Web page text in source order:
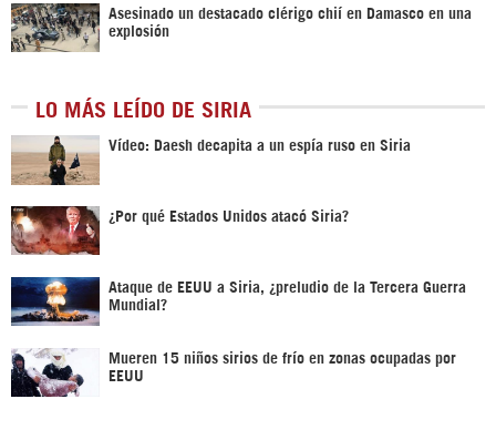
Asesinado un destacado clérigo chií en Damasco en una
explosión
LO MÁS LEÍDO DE SIRIA
Vídeo: Daesh decapita a un espía ruso en Siria
¿Por qué Estados Unidos atacó Siria?
Ataque de EEUU a Siria, ¿preludio de la Tercera Guerra
Mundial?
Mueren 15 niños sirios de frío en zonas ocupadas por
EEUU